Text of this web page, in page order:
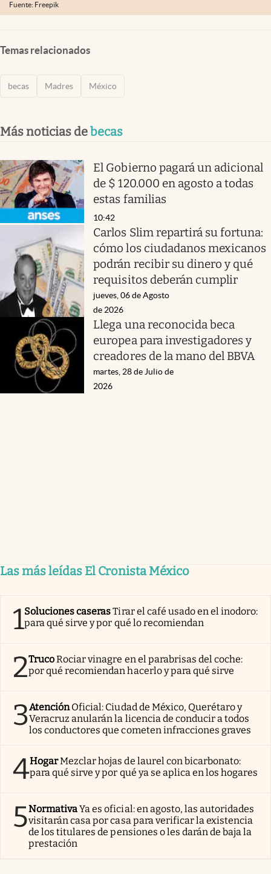
Fuente: Freepik
Temas relacionados
becas Madres México
Más noticias debecas
El Gobierno pagará un adicional
de $ 120.000 en agosto a todas
estas familias
10:42
Carlos Slim repartirá su fortuna:
cómo los ciudadanos mexicanos
podrán recibir su dinero y qué
requisitos deberán cumplir
jueves, 06 de Agosto
de 2026
Llega una reconocida beca
europea para investigadores y
creadores de la mano del BBVA
martes, 28 de Julio de
2026
Las más leídas El Cronista México
1Soluciones caserasTirar el café usado en el inodoro:
para qué sirve y por qué lo recomiendan
2TrucoRociar vinagre en el parabrisas del coche:
por qué recomiendan hacerlo y para qué sirve
3AtenciónOficial: Ciudad de México, Querétaro y
Veracruz anularán la licencia de conducir a todos
los conductores que cometen infracciones graves
4HogarMezclar hojas de laurel con bicarbonato:
para qué sirve y por qué ya se aplica en los hogares
5NormativaYa es oficial: en agosto, las autoridades
visitarán casa por casa para verificar la existencia
de los titulares de pensiones o les darán de baja la
prestación